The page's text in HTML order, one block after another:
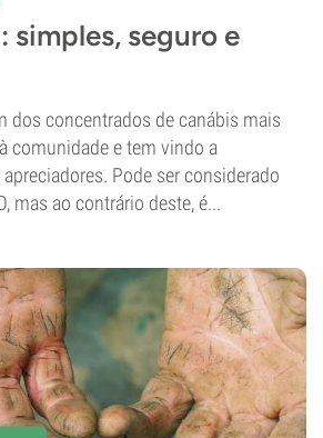
simples, seguro e
dos concentrados de canábis mais
comunidade e tem vindo a
Pode ser considerado
mas ao contrário deste, é...